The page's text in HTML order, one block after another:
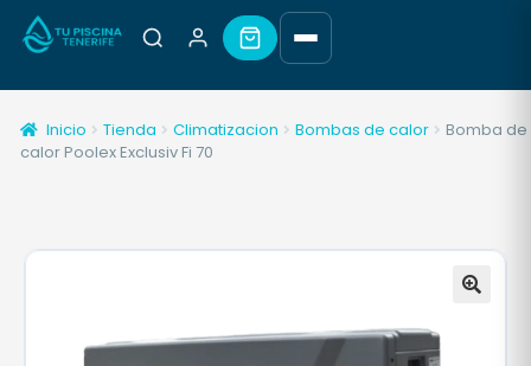
Inicio Tienda Climatizacion Bombas de calor
Bomba de
calor Poolex Exclusiv Fi 70